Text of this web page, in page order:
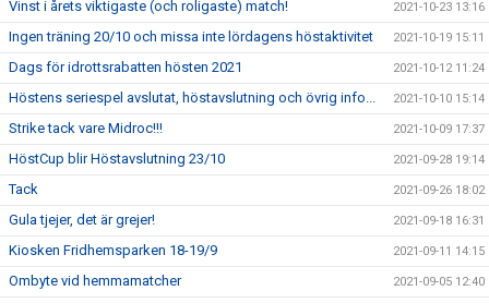
Vinst i årets viktigaste (och roligaste) match! 2021-10-23 13:16
Ingen träning 20/10 och missa inte lördagens höstaktivitet 2021-10-19 15:11
Dags för idrottsrabatten hösten 2021 2021-10-12 11:24
Höstens seriespel avslutat, höstavslutning och övrig info... 2021-10-10 15:14
Strike tack vare Midroc!!! 2021-10-09 17:37
HöstCup blir Höstavslutning 23/10 2021-09-28 19:14
Tack 2021-09-26 18:02
Gula tjejer, det är grejer! 2021-09-18 16:31
Kiosken Fridhemsparken 18-19/9 2021-09-11 14:15
Ombyte vid hemmamatcher 2021-09-05 12:40